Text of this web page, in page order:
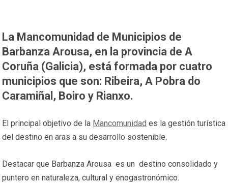
La Mancomunidad de Municipios de
Barbanza Arousa, en la provincia de A
Coruña (Galicia), está formada por cuatro
municipios que son: Ribeira, A Pobra do
Caramiñal, Boiro y Rianxo.
El principal objetivo de la Mancomunidad es la gestión turística
del destino en aras a su desarrollo sostenible.
Destacar que Barbanza Arousa es un destino consolidado y
puntero en naturaleza, cultural y enogastronómico.